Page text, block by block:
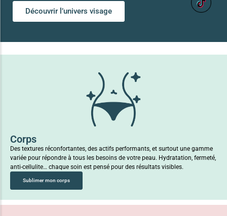
Découvrir l’univers visage
Corps
Des textures réconfortantes, des actifs performants, et surtout une gamme
variée pour répondre à tous les besoins de votre peau. Hydratation, fermeté,
anti-cellulite… chaque soin est pensé pour des résultats visibles.
Sublimer mon corps